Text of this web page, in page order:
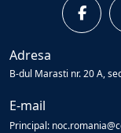
Adresa
B-dul Marasti nr. 20 A,
E-mail
Principal: